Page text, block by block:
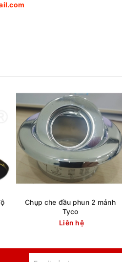
Chụp che đầu phun 2 mảnh
Tyco
Liên hệ